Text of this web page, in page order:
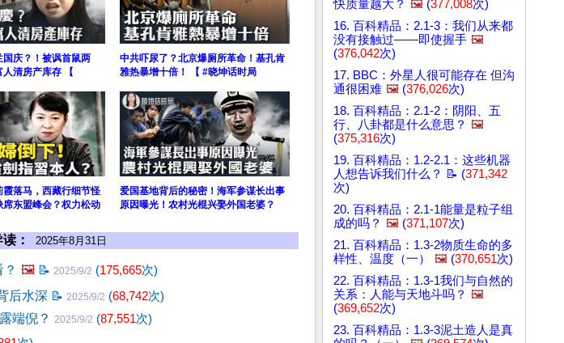
庆？！被讽首鼠两
清房产库存 【
中共吓尿了？北京爆厕所革命！基孔肯
雅热暴增十倍！ 【 #晓坤话时局
霞落马，西藏行细节怪
东盟峰会？权力松动
爱国基地背后的秘密！海军参谋长出事
原因曝光！农村光棍兴娶外国老婆？
： 2025年8月31日
🖼️ 📝 2025/9/2 (175,665次)
后水深 📝 2025/9/2 (68,742次)
端倪？ 2025/9/2 (87,551次)
快质量越大？ 🖼️ (377,008次)
16. 百科精品：2.1-3：我们从来都
没有接触过——即使握手 🖼️
(376,042次)
17. BBC：外星人很可能存在 但沟
通很困难 🖼️ (376,026次)
18. 百科精品：2.1-2：阴阳、五
行、八卦都是什么意思？ 🖼️
(375,316次)
19. 百科精品：1.2-2.1：这些机器
人想告诉我们什么？ 📝 (371,342
次)
20. 百科精品：2.1-1能量是粒子组
成的吗？ 🖼️ (371,107次)
21. 百科精品：1.3-2物质生命的多
样性、温度（一）
🖼️ (370,651次)
22. 百科精品：1.3-1我们与自然的
关系：人能与天地斗吗？ 🖼️
(369,652次)
23. 百科精品：1.3-3泥土造人是真